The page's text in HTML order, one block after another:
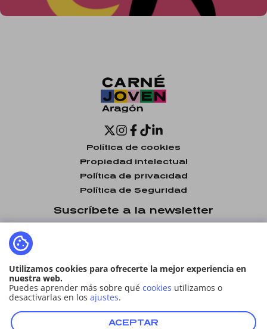
Política de cookies
Propiedad intelectual
Política de privacidad
Política de Seguridad
Suscríbete a la newsletter
He leído y acepto lapolítica de privacidad
ENVIAR
Utilizamos cookies para ofrecerte la mejor experiencia en
nuestra web.
Puedes aprender más sobre qué cookies utilizamos o
desactivarlas en los ajustes.
ACEPTAR